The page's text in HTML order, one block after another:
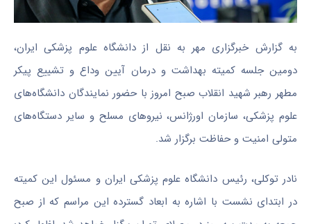
به گزارش خبرگزاری مهر به نقل از دانشگاه علوم پزشکی ایران،
دومین جلسه کمیته بهداشت و درمان آیین وداع و تشییع پیکر
مطهر رهبر شهید انقلاب صبح امروز با حضور نمایندگان دانشگاه‌های
علوم پزشکی، سازمان اورژانس، نیروهای مسلح و سایر دستگاه‌های
متولی امنیت و حفاظت برگزار شد.
نادر توکلی، رئیس دانشگاه علوم پزشکی ایران و مسئول این کمیته
در ابتدای نشست با اشاره به ابعاد گسترده این مراسم که از صبح